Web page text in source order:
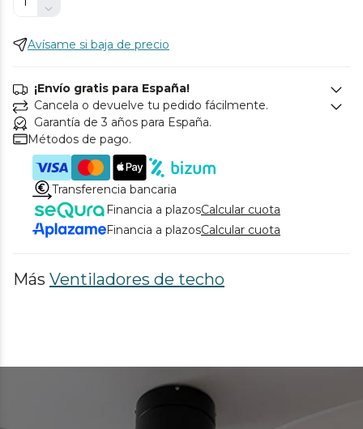
Avísame si baja de precio
¡Envío gratis para España!
Cancela o devuelve tu pedido fácilmente.
Garantía de 3 años para España.
Métodos de pago.
Transferencia bancaria
Financia a plazosCalcular cuota
Financia a plazosCalcular cuota
Más Ventiladores de techo